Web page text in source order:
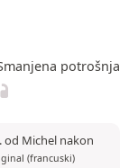
potrošnja
od Michel nakon
(francuski)